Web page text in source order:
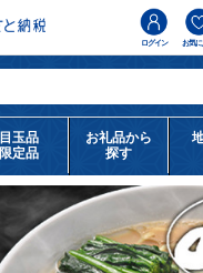
ログイン お気に
目玉品
限定品
お礼品から
探す